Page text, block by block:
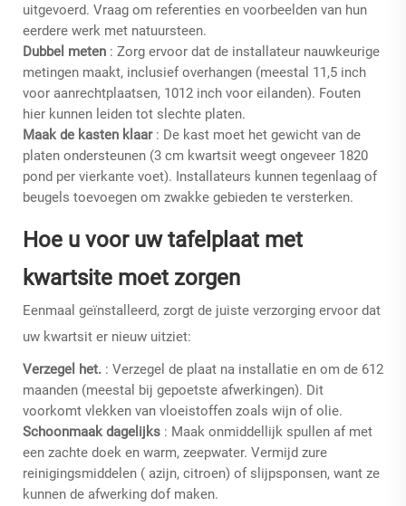
uitgevoerd. Vraag om referenties en voorbeelden van hun
eerdere werk met natuursteen.
Dubbel meten : Zorg ervoor dat de installateur nauwkeurige
metingen maakt, inclusief overhangen (meestal 11,5 inch
voor aanrechtplaatsen, 1012 inch voor eilanden). Fouten
hier kunnen leiden tot slechte platen.
Maak de kasten klaar : De kast moet het gewicht van de
platen ondersteunen (3 cm kwartsit weegt ongeveer 1820
pond per vierkante voet). Installateurs kunnen tegenlaag of
beugels toevoegen om zwakke gebieden te versterken.
Hoe u voor uw tafelplaat met
kwartsite moet zorgen
Eenmaal geïnstalleerd, zorgt de juiste verzorging ervoor dat
uw kwartsit er nieuw uitziet:
Verzegel het. : Verzegel de plaat na installatie en om de 6­12
maanden (meestal bij gepoetste afwerkingen). Dit
voorkomt vlekken van vloeistoffen zoals wijn of olie.
Schoonmaak dagelijks : Maak onmiddellijk spullen af met
een zachte doek en warm, zeepwater. Vermijd zure
reinigingsmiddelen ( azijn, citroen) of slijpsponsen, want ze
kunnen de afwerking dof maken.